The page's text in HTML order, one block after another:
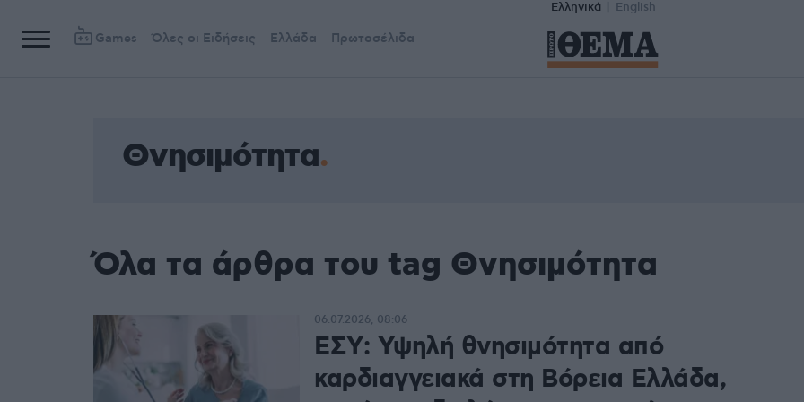
Ελληνικά English
Games Όλες οι Ειδήσεις Ελλάδα Πρωτοσέλιδα
Θνησιμότητα
Όλα τα άρθρα του tag Θνησιμότητα
ΕΣΥ: Υψηλή θνησιμότητα από
καρδιαγγειακά στη Βόρεια Ελλάδα,
06.07.2026, 08:06